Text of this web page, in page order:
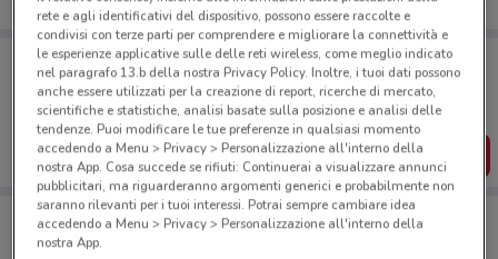
Porta DoveConviene sempre con te!
Puoi trovare le migliori offerte dei negozi vicino a te,
salvarle e creare la tua lista del risparmio, comodamente
dal tuo cellulare.
SCARICA L’APP
Negozi Naïma a San Giuliano Milanese
rete e agli identificativi del dispositivo, possono essere raccolte e
condivisi con terze parti per comprendere e migliorare la connettività e
le esperienze applicative sulle delle reti wireless, come meglio indicato
nel paragrafo 13.b della nostra Privacy Policy. Inoltre, i tuoi dati possono
anche essere utilizzati per la creazione di report, ricerche di mercato,
scientifiche e statistiche, analisi basate sulla posizione e analisi delle
tendenze. Puoi modificare le tue preferenze in qualsiasi momento
accedendo a Menu > Privacy > Personalizzazione all'interno della
nostra App. Cosa succede se rifiuti: Continuerai a visualizzare annunci
pubblicitari, ma riguarderanno argomenti generici e probabilmente non
saranno rilevanti per i tuoi interessi. Potrai sempre cambiare idea
accedendo a Menu > Privacy > Personalizzazione all'interno della
nostra App.